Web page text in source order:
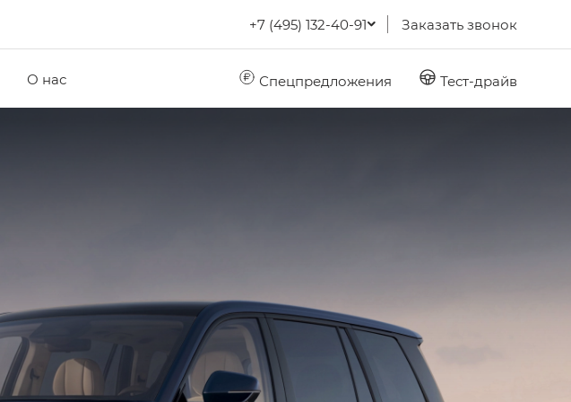
+7 (495) 132-40-91 Заказать звонок
О нас Спецпредложения Тест-драйв